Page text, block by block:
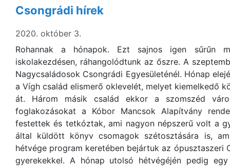
Csongrádi hírek
2020. október 3.
Rohannak a hónapok. Ezt sajnos igen sűrűn
iskolakezdésen, ráhangolódtunk az őszre. A
Nagycsaládosok Csongrádi Egyesületénél. Hónap
a Vígh család elismerő oklevelét, melyet kiemelkedő
át. Három másik család ekkor a szomszéd
foglakozásokat a Kóbor Mancsok Alapítvány
festettek és tetkóztak, ami nagyon népszerű volt a
által küldött könyv csomagok szétosztására is,
hétvége program keretében bejártuk az ópusztaszeri
gyerekekkel. A hónap utolsó hétvégéjén pedig